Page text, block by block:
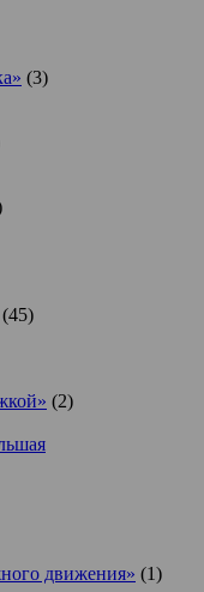
(3)
(45)
(2)
движения» (1)